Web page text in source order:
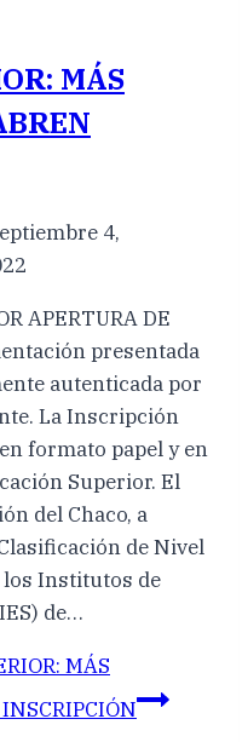
MÁS
4,
APERTURA DE
presentada
autenticada por
La Inscripción
formato papel y en
Superior. El
del Chaco, a
de Nivel
los Institutos de
de…
MÁS